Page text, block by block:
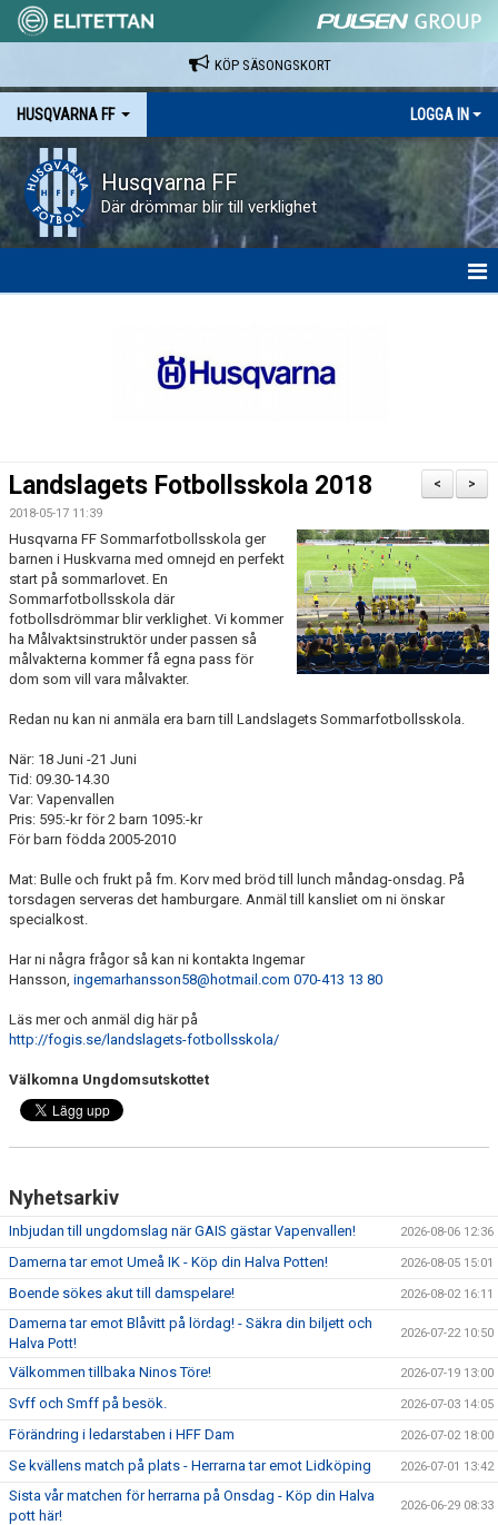
KÖP SÄSONGSKORT
HUSQVARNA FF LOGGA IN
Husqvarna FF
Där drömmar blir till verklighet
FÖRENINGSKALENDER
BILDGALLERI
DOKUMENT
FÖRENINGENS MATCHER
ISSA ISKANDERS MINNESFOND
BOKA DIN HEMMAVINSTLOTT SMIDIGT HÄR
BÖRJA SPELA FOTBOLL I HUSQVARNA FF
HFF´S VÄRDEGRUND
"VAPENDRAGARE 2026"
FRITIDSKORTET/AVGIFTER
>
<
Landslagets Fotbollsskola 2018
2018-05-17 11:39
Husqvarna FF Sommarfotbollsskola ger
barnen i Huskvarna med omnejd en perfekt
start på sommarlovet. En
Sommarfotbollsskola där
fotbollsdrömmar blir verklighet. Vi kommer
ha Målvaktsinstruktör under passen så
målvakterna kommer få egna pass för
dom som vill vara målvakter.
Redan nu kan ni anmäla era barn till Landslagets Sommarfotbollsskola.
När: 18 Juni -21 Juni
Tid: 09.30-14.30
Var: Vapenvallen
Pris: 595:-kr för 2 barn 1095:-kr
För barn födda 2005-2010
Mat: Bulle och frukt på fm. Korv med bröd till lunch måndag-onsdag. På
torsdagen serveras det hamburgare. Anmäl till kansliet om ni önskar
specialkost.
Har ni några frågor så kan ni kontakta Ingemar
Hansson, ingemarhansson58@hotmail.com 070-413 13 80
Läs mer och anmäl dig här på
http://fogis.se/landslagets-fotbollsskola/
Välkomna Ungdomsutskottet
Nyhetsarkiv
Inbjudan till ungdomslag när GAIS gästar Vapenvallen! 2026-08-06 12:36
Damerna tar emot Umeå IK - Köp din Halva Potten! 2026-08-05 15:01
Boende sökes akut till damspelare! 2026-08-02 16:11
Damerna tar emot Blåvitt på lördag! - Säkra din biljett och
Halva Pott!
2026-07-22 10:50
Välkommen tillbaka Ninos Töre! 2026-07-19 13:00
Svff och Smff på besök. 2026-07-03 14:05
Förändring i ledarstaben i HFF Dam 2026-07-02 18:00
Se kvällens match på plats - Herrarna tar emot Lidköping 2026-07-01 13:42
Sista vår matchen för herrarna på Onsdag - Köp din Halva
pott här!
2026-06-29 08:33